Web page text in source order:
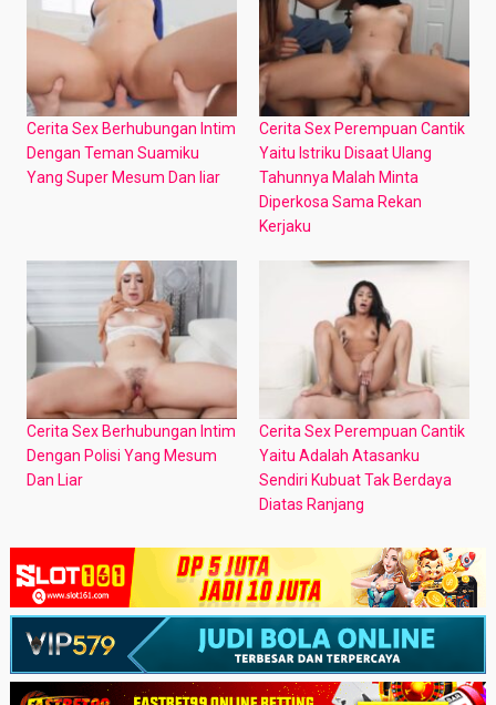
Cerita Sex Berhubungan Intim
Dengan Teman Suamiku
Yang Super Mesum Dan liar
Cerita Sex Perempuan Cantik
Yaitu Istriku Disaat Ulang
Tahunnya Malah Minta
Diperkosa Sama Rekan
Kerjaku
Cerita Sex Berhubungan Intim
Dengan Polisi Yang Mesum
Dan Liar
Cerita Sex Perempuan Cantik
Yaitu Adalah Atasanku
Sendiri Kubuat Tak Berdaya
Diatas Ranjang